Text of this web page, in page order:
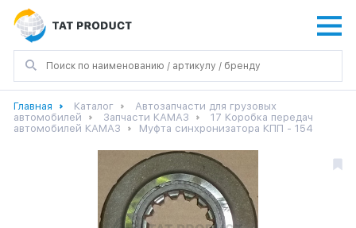
Главная Каталог
Автозапчасти для грузовых
автомобилей
Запчасти КАМАЗ
17 Коробка передач
автомобилей КАМАЗ
Муфта синхронизатора КПП - 154